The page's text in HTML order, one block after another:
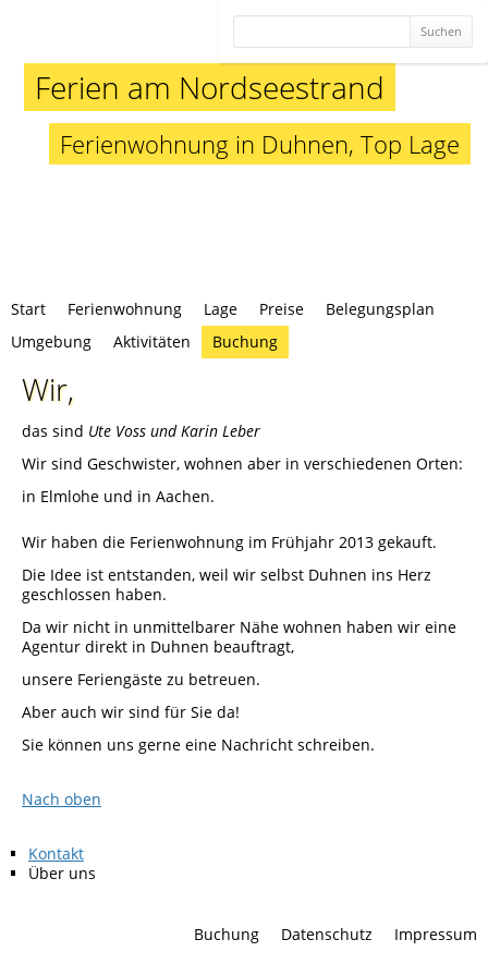
Suchbegriffe
Ferien am Nordseestrand
Ferienwohnung in Duhnen, Top Lage
Navigation
Start Ferienwohnung Lage Preise
Belegungsplan
Umgebung
Aktivitäten Buchung
Wir,
das sind Ute Voss undKarin Leber
Wir sind Geschwister, wohnen aber in verschiedenen Orten:
in Elmlohe und in Aachen.
Wir haben die Ferienwohnung im Frühjahr 2013 gekauft.
Die Idee ist entstanden, weil wir selbst Duhnen ins Herz
geschlossen haben.
Da wir nicht in unmittelbarer Nähe wohnen haben wir eine
Agentur direkt in Duhnen beauftragt,
unsere Feriengäste zu betreuen.
Aber auch wir sind für Sie da!
Sie können uns gerne eine Nachricht schreiben.
Nach oben
Navigation
überspringen
Kontakt
Über uns
Buchung Datenschutz Impressum